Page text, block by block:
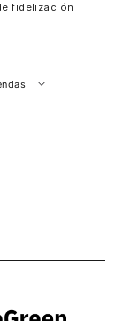
fidelización